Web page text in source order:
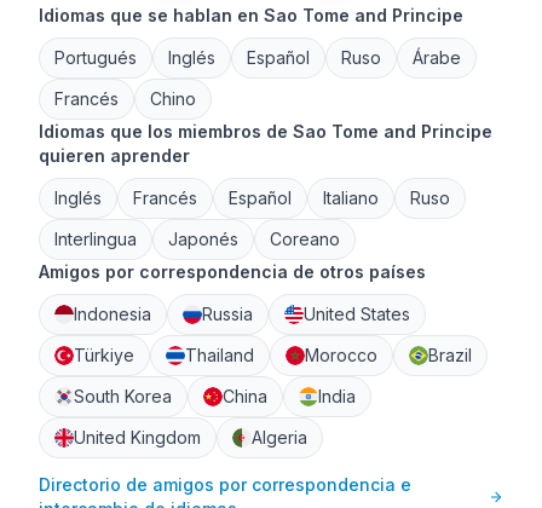
Idiomas que se hablan en Sao Tome and Principe
Portugués Inglés Español Ruso
Árabe
Francés
Chino
Idiomas que los miembros de Sao Tome and Principe
quieren aprender
Inglés Francés Español Italiano
Ruso
Interlingua
Japonés
Coreano
Amigos por correspondencia de otros países
Indonesia Russia
United States
Türkiye
Thailand Morocco
Brazil
South Korea
China
India
United Kingdom
Algeria
Directorio de amigos por correspondencia e